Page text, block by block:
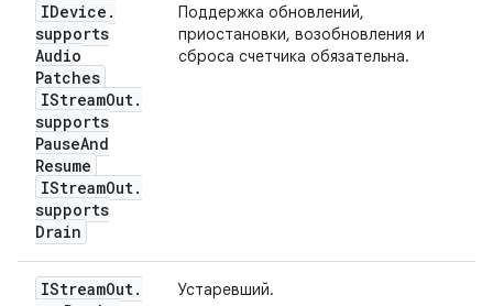
IDevice .
supports
Audio
Patches
IStreamOut.
supports
PauseAnd
Resume
IStreamOut.
supports
Drain
Поддержка обновлений,
приостановки, возобновления и
сброса счетчика обязательна.
IStreamOut.
Устаревший.